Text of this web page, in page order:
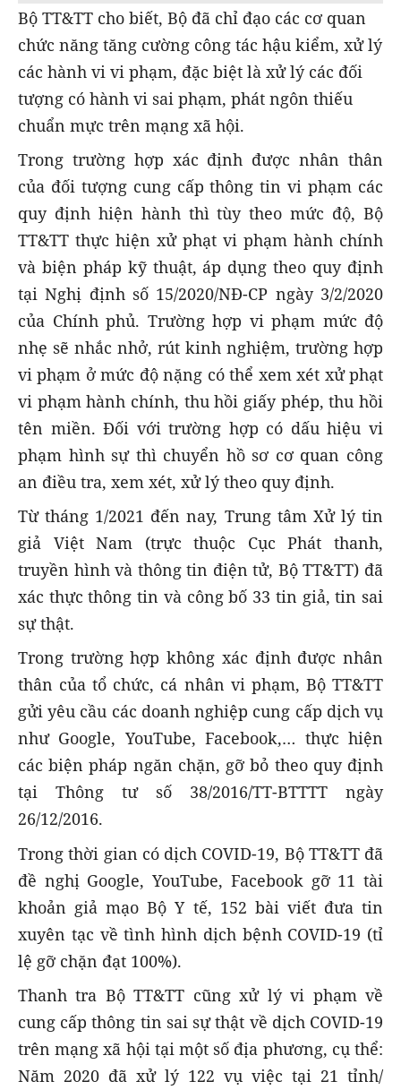
Bộ TT&TT cho biết, Bộ đã chỉ đạo các cơ quan
chức năng tăng cường công tác hậu kiểm, xử lý
các hành vi vi phạm, đặc biệt là xử lý các đối
tượng có hành vi sai phạm, phát ngôn thiếu
chuẩn mực trên mạng xã hội.
Trong trường hợp xác định được nhân thân
của đối tượng cung cấp thông tin vi phạm các
quy định hiện hành thì tùy theo mức độ, Bộ
TT&TT thực hiện xử phạt vi phạm hành chính
và biện pháp kỹ thuật, áp dụng theo quy định
tại Nghị định số 15/2020/NĐ-CP ngày 3/2/2020
của Chính phủ. Trường hợp vi phạm mức độ
nhẹ sẽ nhắc nhở, rút kinh nghiệm, trường hợp
vi phạm ở mức độ nặng có thể xem xét xử phạt
vi phạm hành chính, thu hồi giấy phép, thu hồi
tên miền. Đối với trường hợp có dấu hiệu vi
phạm hình sự thì chuyển hồ sơ cơ quan công
an điều tra, xem xét, xử lý theo quy định.
Từ tháng 1/2021 đến nay, Trung tâm Xử lý tin
giả Việt Nam (trực thuộc Cục Phát thanh,
truyền hình và thông tin điện tử, Bộ TT&TT) đã
xác thực thông tin và công bố 33 tin giả, tin sai
sự thật.
Trong trường hợp không xác định được nhân
thân của tổ chức, cá nhân vi phạm, Bộ TT&TT
gửi yêu cầu các doanh nghiệp cung cấp dịch vụ
như Google, YouTube, Facebook,… thực hiện
các biện pháp ngăn chặn, gỡ bỏ theo quy định
tại Thông tư số 38/2016/TT-BTTTT ngày
26/12/2016.
Trong thời gian có dịch COVID-19, Bộ TT&TT đã
đề nghị Google, YouTube, Facebook gỡ 11 tài
khoản giả mạo Bộ Y tế, 152 bài viết đưa tin
xuyên tạc về tình hình dịch bệnh COVID-19 (tỉ
lệ gỡ chặn đạt 100%).
Thanh tra Bộ TT&TT cũng xử lý vi phạm về
cung cấp thông tin sai sự thật về dịch COVID-19
trên mạng xã hội tại một số địa phương, cụ thể:
Năm 2020 đã xử lý 122 vụ việc tại 21 tỉnh/